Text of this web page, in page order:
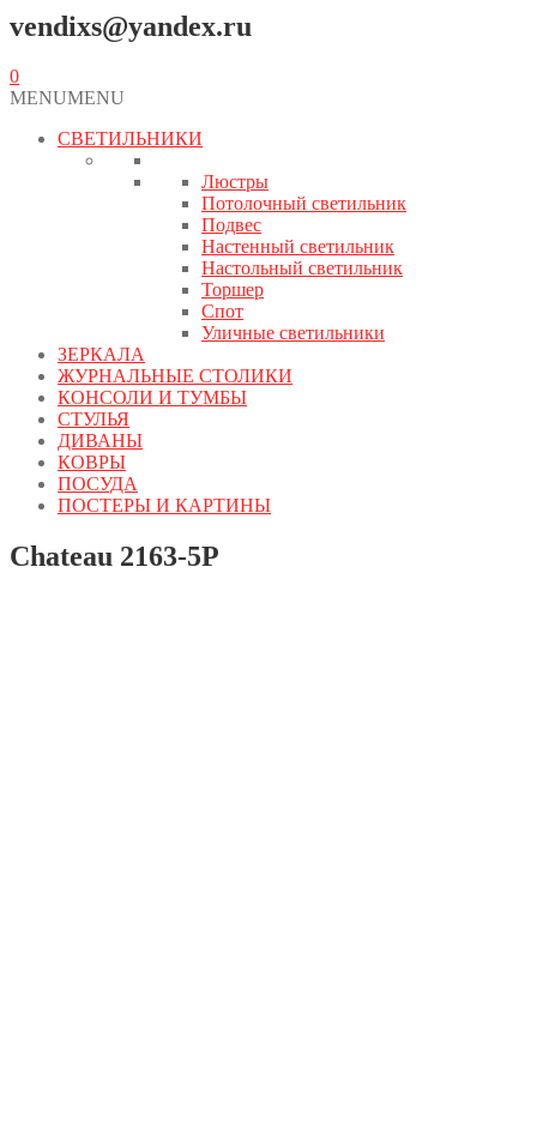
vendixs@yandex.ru
0
MENUMENU
СВЕТИЛЬНИКИ
Люстры
Потолочный светильник
Подвес
Настенный светильник
Настольный светильник
Торшер
Спот
Уличные светильники
ЗЕРКАЛА
ЖУРНАЛЬНЫЕ СТОЛИКИ
КОНСОЛИ И ТУМБЫ
СТУЛЬЯ
ДИВАНЫ
КОВРЫ
ПОСУДА
ПОСТЕРЫ И КАРТИНЫ
Chateau 2163-5P